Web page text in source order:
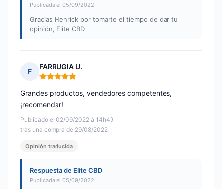
Publicada el 05/09/2022
Gracias Henrick por tomarte el tiempo de dar tu
opinión, Elite CBD
F
FARRUGIA U.
Nota: 5 de 5
Publicado el 02/09/2022 à 14h49
tras una compra de 29/08/2022
Grandes productos, vendedores competentes,
¡recomendar!
Opinión traducida
Respuesta de Elite CBD
Publicada el 05/09/2022